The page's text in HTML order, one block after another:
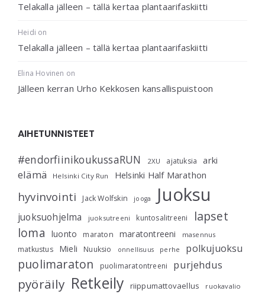
Telakalla jälleen – tällä kertaa plantaarifaskiitti
Heidi on
Telakalla jälleen – tällä kertaa plantaarifaskiitti
Elina Hovinen on
Jälleen kerran Urho Kekkosen kansallispuistoon
AIHETUNNISTEET
#endorfiinikoukussaRUN 2XU ajatuksia arki
elämä Helsinki City Run Helsinki Half Marathon
hyvinvointi Jack Wolfskin jooga Juoksu
juoksuohjelma juoksutreeni kuntosalitreeni
lapset
loma
luonto maraton maratontreeni masennus
matkustus Mieli Nuuksio onnellisuus perhe polkujuoksu
puolimaraton puolimaratontreeni purjehdus
pyöräily Retkeily riippumattovaellus
ruokavalio